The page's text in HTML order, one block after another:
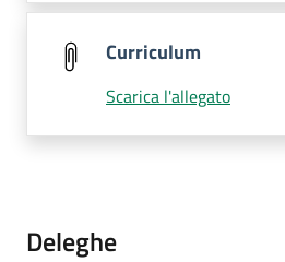
Curriculum
Scarica l'allegato
Deleghe